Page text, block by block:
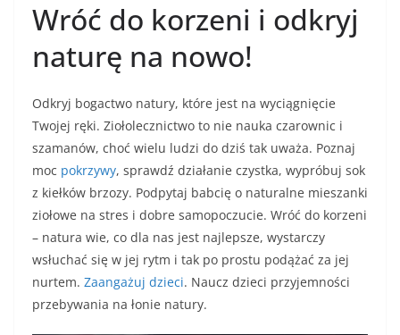
Wróć do korzeni i odkryj
naturę na nowo!
Odkryj bogactwo natury, które jest na wyciągnięcie
Twojej ręki. Ziołolecznictwo to nie nauka czarownic i
szamanów, choć wielu ludzi do dziś tak uważa. Poznaj
moc pokrzywy, sprawdź działanie czystka, wypróbuj sok
z kiełków brzozy. Podpytaj babcię o naturalne mieszanki
ziołowe na stres i dobre samopoczucie. Wróć do korzeni
– natura wie, co dla nas jest najlepsze, wystarczy
wsłuchać się w jej rytm i tak po prostu podążać za jej
nurtem. Zaangażuj dzieci. Naucz dzieci przyjemności
przebywania na łonie natury.